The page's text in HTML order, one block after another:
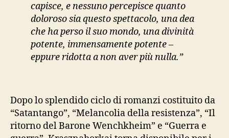
capisce, e nessuno percepisce quanto
doloroso sia questo spettacolo, una dea
che ha perso il suo mondo, una divinità
potente, immensamente potente –
eppure ridotta a non aver più nulla.”
Dopo lo splendido ciclo di romanzi costituito da
“Satantango”, “Melancolia della resistenza”, “Il
ritorno del Barone Wenchkheim” e “Guerra e